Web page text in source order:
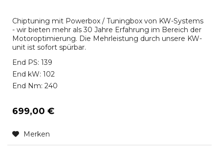
Chiptuning mit Powerbox / Tuningbox von KW-Systems
- wir bieten mehr als 30 Jahre Erfahrung im Bereich der
Motoroptimierung. Die Mehrleistung durch unsere KW-
unit ist sofort spürbar.
End PS: 139
End kW: 102
End Nm: 240
699,00 €
Merken